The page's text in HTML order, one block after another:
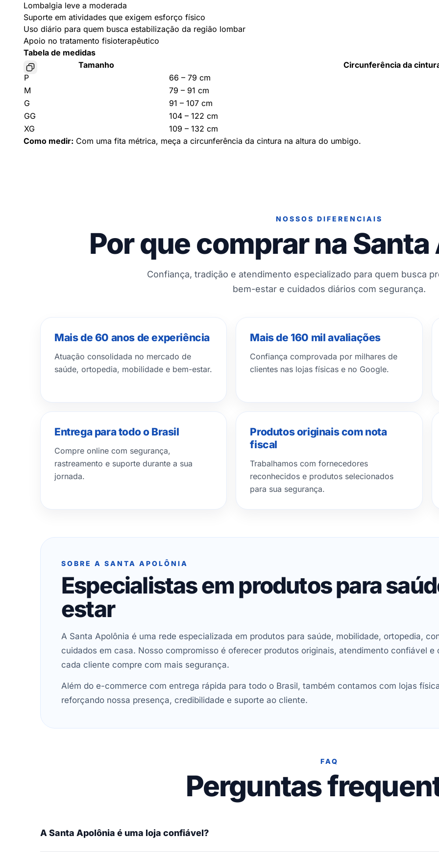
Lombalgia leve a moderada
Suporte em atividades que exigem esforço físico
Uso diário para quem busca estabilização da região lombar
Apoio no tratamento fisioterapêutico
Tabela de medidas
Tamanho
Circunferência da
P
66 – 79 cm
M
79 – 91 cm
G
91 – 107 cm
GG
104 – 122 cm
XG
109 – 132 cm
Como medir: Com uma fita métrica, meça a circunferência da cintura na altura do umbigo.
NOSSOS DIFERENCIAIS
Por que comprar na
Confiança, tradição e atendimento especializado para quem busca
bem-estar e cuidados diários com segurança.
Mais de 60 anos de experiência
Atuação consolidada no mercado de
saúde, ortopedia, mobilidade e bem-estar.
Mais de 160 mil avaliações
Confiança comprovada por milhares de
clientes nas lojas físicas e no Google.
Entrega para todo o Brasil
Compre online com segurança,
rastreamento e suporte durante a sua
jornada.
Produtos originais com nota
fiscal
Trabalhamos com fornecedores
reconhecidos e produtos selecionados
para sua segurança.
SOBRE A SANTA APOLÔNIA
Especialistas em produtos para
estar
A Santa Apolônia é uma rede especializada em produtos para saúde, mobilidade, ortopedia,
cuidados em casa. Nosso compromisso é oferecer produtos originais, atendimento confiável e
cada cliente compre com mais segurança.
Além do e-commerce com entrega rápida para todo o Brasil, também contamos com lojas
reforçando nossa presença, credibilidade e suporte ao cliente.
FAQ
Perguntas
A Santa Apolônia é uma loja confiável?